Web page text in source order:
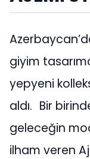
giyim
yepyeni
aldı. Bir
geleceğin
ilham veren